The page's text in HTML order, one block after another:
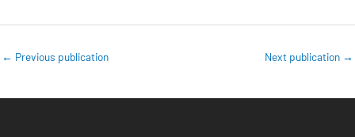
← Previous publication Next publication →